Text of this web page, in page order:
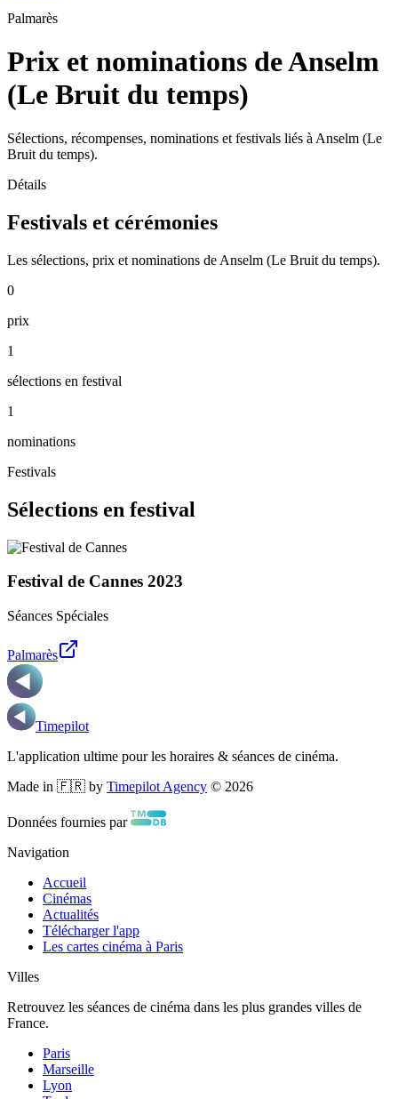
Palmarès
Prix et nominations de Anselm
(Le Bruit du temps)
Sélections, récompenses, nominations et festivals liés à Anselm (Le
Bruit du temps).
Détails
Festivals et cérémonies
Les sélections, prix et nominations de Anselm (Le Bruit du temps).
0
prix
1
sélections en festival
1
nominations
Festivals
Sélections en festival
Festival de Cannes 2023
Séances Spéciales
Palmarès
Timepilot
L'application ultime pour les horaires & séances de cinéma.
Made in 🇫🇷 by Timepilot Agency © 2026
Données fournies par
Navigation
Accueil
Cinémas
Actualités
Télécharger l'app
Les cartes cinéma à Paris
Villes
Retrouvez les séances de cinéma dans les plus grandes villes de
France.
Paris
Marseille
Lyon